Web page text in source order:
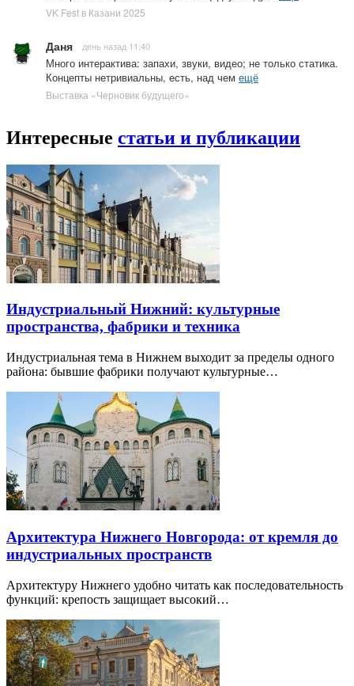
VK Fest в Казани 2025
Даня день назад 11:40
Много интерактива: запахи, звуки, видео; не только статика.
Концепты нетривиальны, есть, над чем ещё
Выставка «Черновик будущего»
Интересные статьи и публикации
Индустриальный Нижний: культурные
пространства, фабрики и техника
Индустриальная тема в Нижнем выходит за пределы одного
района: бывшие фабрики получают культурные…
Архитектура Нижнего Новгорода: от кремля до
индустриальных пространств
Архитектуру Нижнего удобно читать как последовательность
функций: крепость защищает высокий…